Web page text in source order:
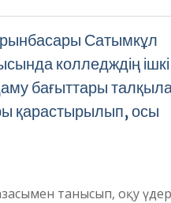
Сатымкұл
колледждің ішкі
бағыттары
қарастырылып, осы
танысып, оқу